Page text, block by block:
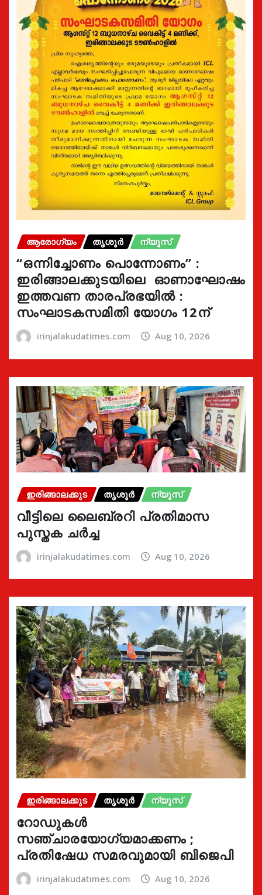
ആരോഗ്യം തൃശൂർ ന്യൂസ്
“ഒന്നിച്ചോണം പൊന്നോണം” :
ഇരിങ്ങാലക്കുടയിലെ ഓണാഘോഷം
ഇത്തവണ താരപ്രഭയിൽ :
സംഘാടകസമിതി യോഗം 12ന്
irinjalakudatimes.com Aug 10, 2026
ഇരിങ്ങാലക്കുട തൃശൂർ ന്യൂസ്
വീട്ടിലെ ലൈബ്രറി പ്രതിമാസ
പുസ്തക ചർച്ച
irinjalakudatimes.com Aug 10, 2026
ഇരിങ്ങാലക്കുട തൃശൂർ ന്യൂസ്
റോഡുകൾ
സഞ്ചാരയോഗ്യമാക്കണം ;
പ്രതിഷേധ സമരവുമായി ബിജെപി
irinjalakudatimes.com Aug 10, 2026